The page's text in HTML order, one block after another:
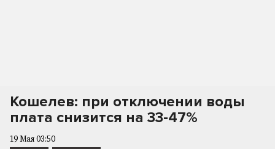
Кошелев: при отключении воды
плата снизится на 33-47%
19 Мая 03:50